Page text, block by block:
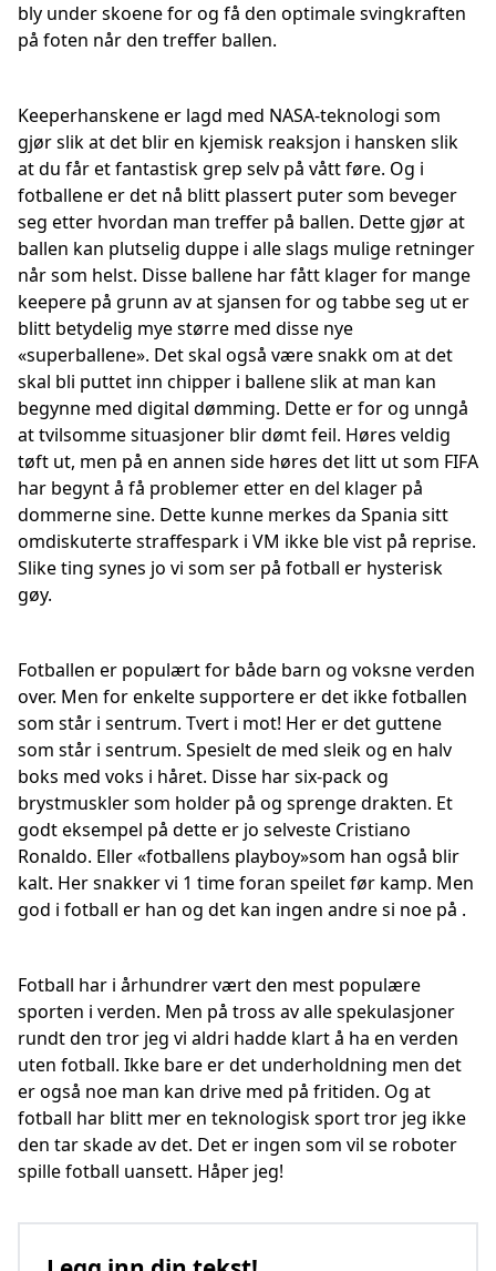
bly under skoene for og få den optimale svingkraften
på foten når den treffer ballen.
Keeperhanskene er lagd med NASA-teknologi som
gjør slik at det blir en kjemisk reaksjon i hansken slik
at du får et fantastisk grep selv på vått føre. Og i
fotballene er det nå blitt plassert puter som beveger
seg etter hvordan man treffer på ballen. Dette gjør at
ballen kan plutselig duppe i alle slags mulige retninger
når som helst. Disse ballene har fått klager for mange
keepere på grunn av at sjansen for og tabbe seg ut er
blitt betydelig mye større med disse nye
«superballene». Det skal også være snakk om at det
skal bli puttet inn chipper i ballene slik at man kan
begynne med digital dømming. Dette er for og unngå
at tvilsomme situasjoner blir dømt feil. Høres veldig
tøft ut, men på en annen side høres det litt ut som FIFA
har begynt å få problemer etter en del klager på
dommerne sine. Dette kunne merkes da Spania sitt
omdiskuterte straffespark i VM ikke ble vist på reprise.
Slike ting synes jo vi som ser på fotball er hysterisk
gøy.
Fotballen er populært for både barn og voksne verden
over. Men for enkelte supportere er det ikke fotballen
som står i sentrum. Tvert i mot! Her er det guttene
som står i sentrum. Spesielt de med sleik og en halv
boks med voks i håret. Disse har six-pack og
brystmuskler som holder på og sprenge drakten. Et
godt eksempel på dette er jo selveste Cristiano
Ronaldo. Eller «fotballens playboy»som han også blir
kalt. Her snakker vi 1 time foran speilet før kamp. Men
god i fotball er han og det kan ingen andre si noe på .
Fotball har i århundrer vært den mest populære
sporten i verden. Men på tross av alle spekulasjoner
rundt den tror jeg vi aldri hadde klart å ha en verden
uten fotball. Ikke bare er det underholdning men det
er også noe man kan drive med på fritiden. Og at
fotball har blitt mer en teknologisk sport tror jeg ikke
den tar skade av det. Det er ingen som vil se roboter
spille fotball uansett. Håper jeg!